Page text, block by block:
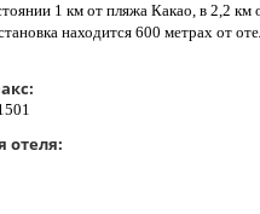
1 км от пляжа Какао, в 2,2 км
находится 600 метрах от
отеля: